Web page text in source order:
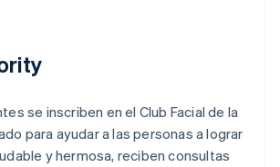
se inscriben en el Club Facial de la
para ayudar a las personas a lograr
y hermosa, reciben consultas